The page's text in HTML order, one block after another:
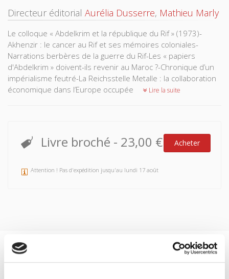
Directeur éditorial Aurélia Dusserre, Mathieu Marly
Le colloque « Abdelkrim et la république du Rif » (1973)-
Akhenzir : le cancer au Rif et ses mémoires coloniales-
Narrations berbères de la guerre du Rif-Les « papiers
d'Abdelkrim » doivent-ils revenir au Maroc ?-Chronique d’un
impérialisme feutré-La Reichsstelle Metalle : la collaboration
économique dans l’Europe occupée
Lire la suite
Livre broché - 23,00 € Acheter
Attention ! Pas d'expédition jusqu'au lundi 17 août